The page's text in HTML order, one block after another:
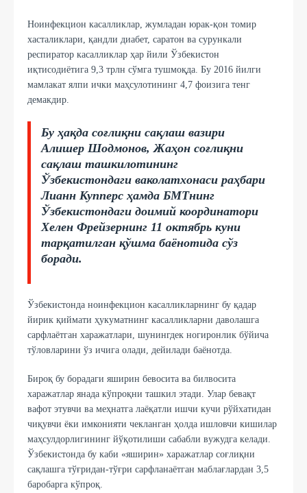
Ноинфекцион касалликлар, жумладан юрак-қон томир
хасталиклари, қандли диабет, саратон ва сурункали
респиратор касалликлар ҳар йили Ўзбекистон
иқтисодиётига 9,3 трлн сўмга тушмоқда. Бу 2016 йилги
мамлакат ялпи ички маҳсулотининг 4,7 фоизига тенг
демакдир.
Бу ҳақда соғлиқни сақлаш вазири
Алишер Шодмонов, Жаҳон соғлиқни
сақлаш ташкилотининг
Ўзбекистондаги ваколатхонаси раҳбари
Лианн Купперс ҳамда БМТнинг
Ўзбекистондаги доимий координатори
Хелен Фрейзернинг 11 октябрь куни
тарқатилган қўшма баёнотида сўз
боради.
Ўзбекистонда ноинфекцион касалликларнинг бу қадар
йирик қиймати ҳукуматнинг касалликларни даволашга
сарфлаётган харажатлари, шунингдек ногиронлик бўйича
тўловларини ўз ичига олади, дейилади баёнотда.
Бироқ бу борадаги яширин бевосита ва билвосита
харажатлар янада кўпроқни ташкил этади. Улар бевақт
вафот этувчи ва меҳнатга лаёқатли ишчи кучи рўйхатидан
чиқувчи ёки имконияти чекланган ҳолда ишловчи кишилар
маҳсулдорлигининг йўқотилиши сабабли вужудга келади.
Ўзбекистонда бу каби «яширин» харажатлар соғлиқни
сақлашга тўғридан-тўғри сарфланаётган маблағлардан 3,5
баробарга кўпроқ.